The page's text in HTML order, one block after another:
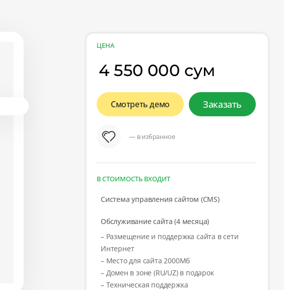
ЦЕНА
4 550 000 сум
Смотреть демо Заказать
— в избранное
В СТОИМОСТЬ ВХОДИТ
Система управления сайтом (CMS)
Обслуживание сайта (4 месяца)
– Размещение и поддержка сайта в сети
Интернет
– Место для сайта 2000Мб
– Домен в зоне (RU/UZ) в подарок
– Техническая поддержка